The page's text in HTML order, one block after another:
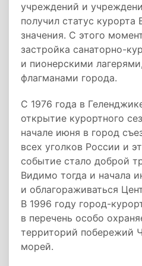
учреждений и
получил статус курорта
значения. С этого
застройка санаторно-
и пионерскими
флагманами города.
С 1976 года в
открытие курортного
начале июня в город
всех уголков России и
событие стало доброй
Видимо тогда и начала
и облагораживаться
В 1996 году город-
в перечень особо
территорий побережий
морей.